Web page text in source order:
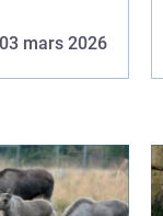
03 mars 2026